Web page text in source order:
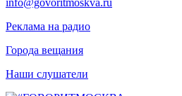
Реклама на радио
Города вещания
Наши слушатели